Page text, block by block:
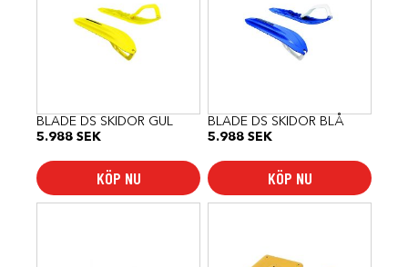
BLADE DS SKIDOR GUL
5.988 SEK
KÖP NU
BLADE DS SKIDOR BLÅ
5.988 SEK
KÖP NU